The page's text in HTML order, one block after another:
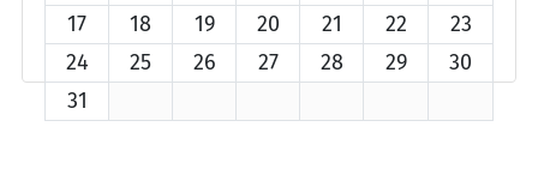
17
18 19 20 21 22
23
24
25 26 27 28 29
30
31